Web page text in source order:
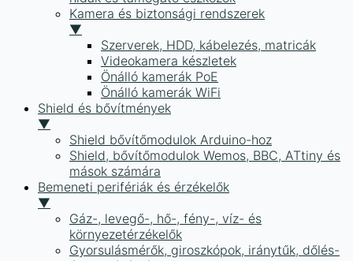
Kamera és biztonsági rendszerek
▼
Szerverek, HDD, kábelezés, matricák
Videokamera készletek
Önálló kamerák PoE
Önálló kamerák WiFi
Shield és bővítmények
▼
Shield bővítőmodulok Arduino-hoz
Shield, bővítőmodulok Wemos, BBC, ATtiny és
mások számára
Bemeneti perifériák és érzékelők
▼
Gáz-, levegő-, hő-, fény-, víz- és
környezetérzékelők
Gyorsulásmérők, giroszkópok, iránytűk, dőlés-